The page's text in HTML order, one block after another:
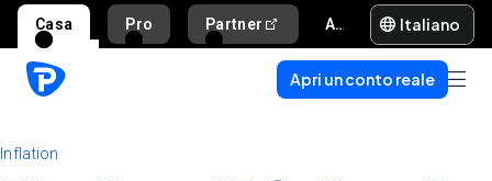
Casa Pro Partner Aiuto e supporto Italiano
Apri un conto reale
Inflation